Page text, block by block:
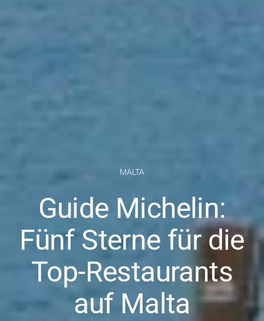
MALTA
Guide Michelin:
Fünf Sterne für die
Top-Restaurants
auf Malta